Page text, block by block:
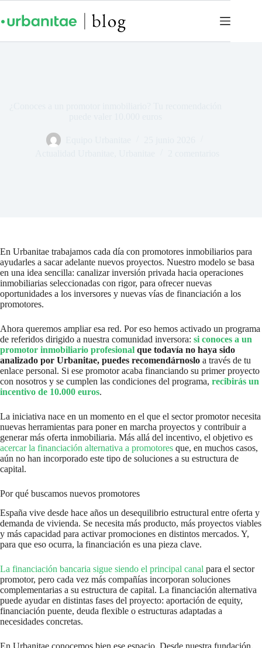
En Urbanitae trabajamos cada día con promotores inmobiliarios para
ayudarles a sacar adelante nuevos proyectos. Nuestro modelo se basa
en una idea sencilla: canalizar inversión privada hacia operaciones
inmobiliarias seleccionadas con rigor, para ofrecer nuevas
oportunidades a los inversores y nuevas vías de financiación a los
promotores.
Ahora queremos ampliar esa red. Por eso hemos activado un programa
de referidos dirigido a nuestra comunidad inversora: si conoces a un
promotor inmobiliario profesional que todavía no haya sido
analizado por Urbanitae, puedes recomendárnoslo a través de tu
enlace personal. Si ese promotor acaba financiando su primer proyecto
con nosotros y se cumplen las condiciones del programa, recibirás un
incentivo de 10.000 euros.
La iniciativa nace en un momento en el que el sector promotor necesita
nuevas herramientas para poner en marcha proyectos y contribuir a
generar más oferta inmobiliaria. Más allá del incentivo, el objetivo es
acercar la financiación alternativa a promotores que, en muchos casos,
aún no han incorporado este tipo de soluciones a su estructura de
capital.
Por qué buscamos nuevos promotores
España vive desde hace años un desequilibrio estructural entre oferta y
demanda de vivienda. Se necesita más producto, más proyectos viables
y más capacidad para activar promociones en distintos mercados. Y,
para que eso ocurra, la financiación es una pieza clave.
La financiación bancaria sigue siendo el principal canal para el sector
promotor, pero cada vez más compañías incorporan soluciones
complementarias a su estructura de capital. La financiación alternativa
puede ayudar en distintas fases del proyecto: aportación de equity,
financiación puente, deuda flexible o estructuras adaptadas a
necesidades concretas.
En Urbanitae conocemos bien ese espacio. Desde nuestra fundación,